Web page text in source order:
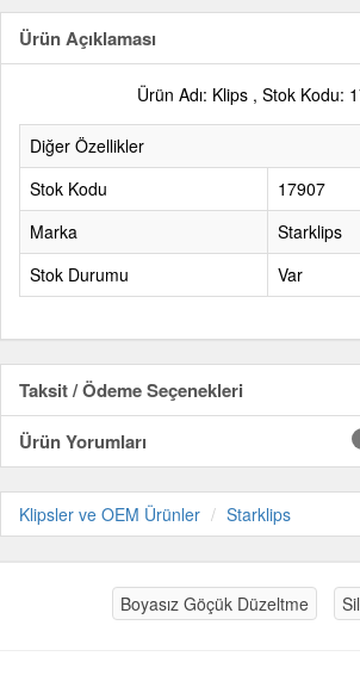
Ürün Açıklaması
Ürün Adı: Klips , Stok Kodu:
Diğer Özellikler
Stok Kodu
17907
Marka
Starklips
Stok Durumu
Var
Taksit / Ödeme Seçenekleri
Ürün Yorumları
Klipsler ve OEM Ürünler Starklips
Boyasız Göçük Düzeltme